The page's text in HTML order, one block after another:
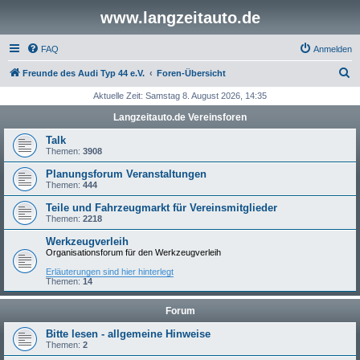
www.langzeitauto.de
FAQ Anmelden
Freunde des Audi Typ 44 e.V. Foren-Übersicht
h
Aktuelle Zeit: Samstag 8. August 2026, 14:35
Langzeitauto.de Vereinsforen
Talk
Themen: 3908
Planungsforum Veranstaltungen
Themen: 444
Teile und Fahrzeugmarkt für Vereinsmitglieder
Themen: 2218
Werkzeugverleih
Organisationsforum für den Werkzeugverleih
Erläuterungen sind hier hinterlegt
Themen: 14
Forum
Bitte lesen - allgemeine Hinweise
Themen: 2